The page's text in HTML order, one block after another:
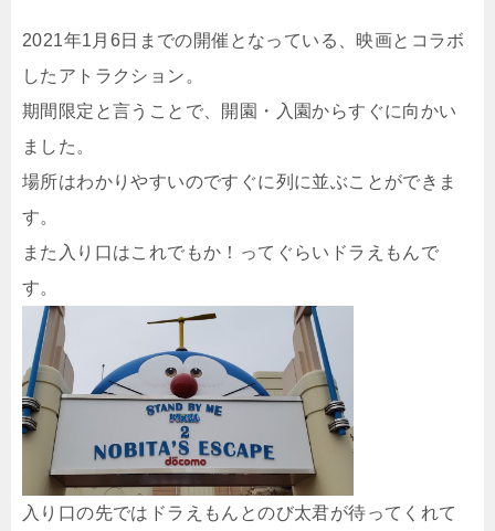
2021年1月6日までの開催となっている、映画とコラボ
したアトラクション。
期間限定と言うことで、開園・入園からすぐに向かい
ました。
場所はわかりやすいのですぐに列に並ぶことができま
す。
また入り口はこれでもか！ってぐらいドラえもんで
す。
入り口の先ではドラえもんとのび太君が待ってくれて